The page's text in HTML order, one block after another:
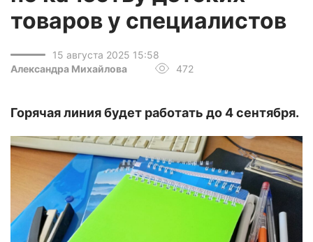
товаров у специалистов
15 августа 2025 15:58
Александра Михайлова
472
Горячая линия будет работать до 4 сентября.